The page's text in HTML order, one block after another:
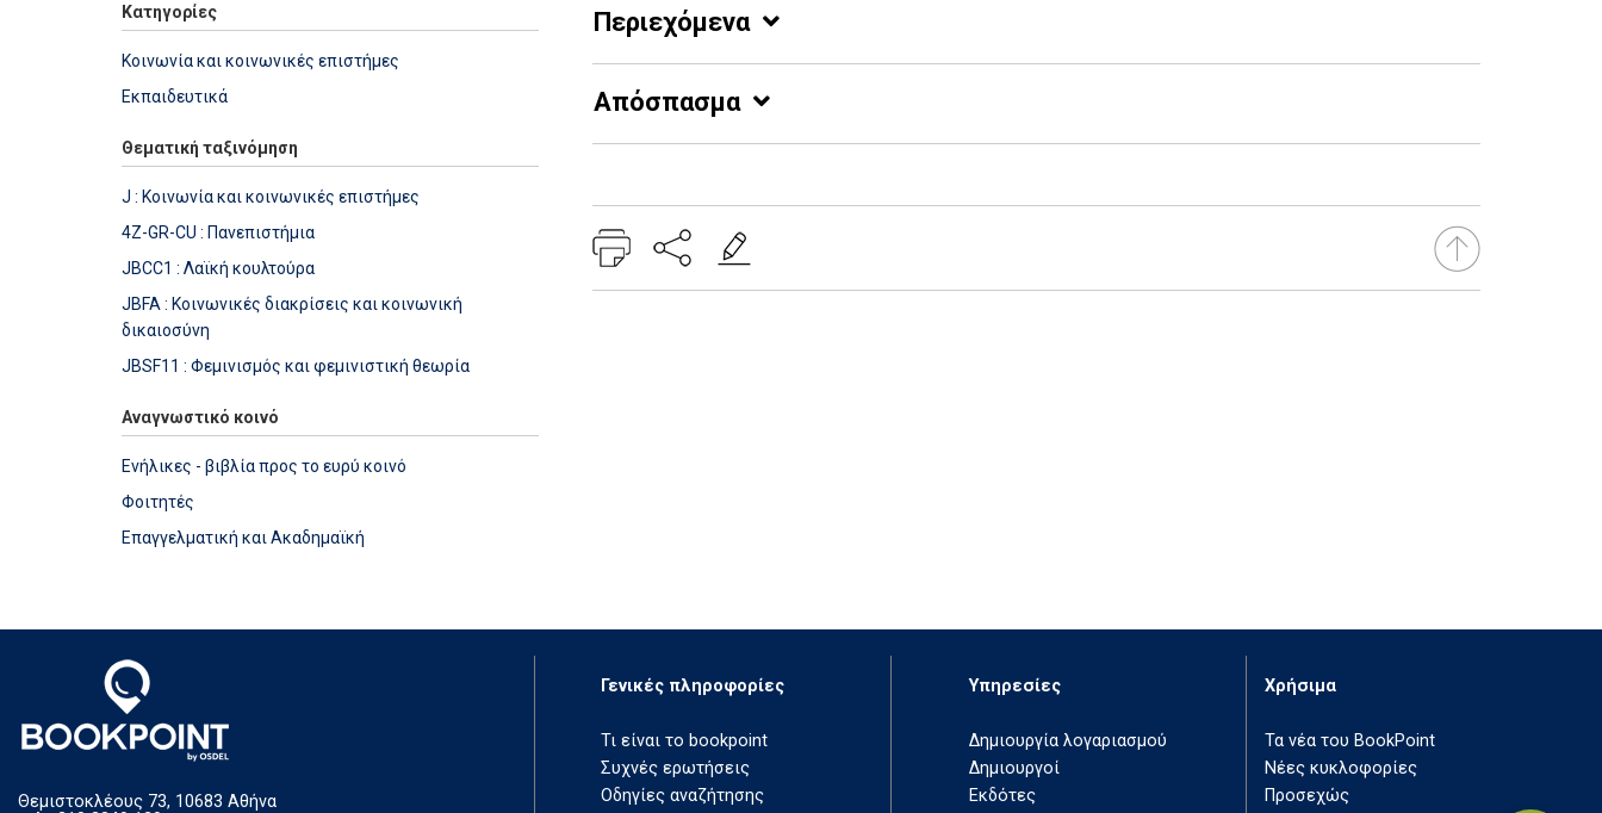
Κατηγορίες
Κοινωνία και κοινωνικές επιστήμες
Εκπαιδευτικά
Θεματική ταξινόμηση
J : Κοινωνία και κοινωνικές επιστήμες
4Z-GR-CU : Πανεπιστήμια
JBCC1 : Λαϊκή κουλτούρα
JBFA : Κοινωνικές διακρίσεις και κοινωνική
δικαιοσύνη
JBSF11 : Φεμινισμός και φεμινιστική θεωρία
Αναγνωστικό κοινό
Ενήλικες - βιβλία προς το ευρύ κοινό
Φοιτητές
Επαγγελματική και Ακαδημαϊκή
Περιεχόμενα
Απόσπασμα
Θεμιστοκλέους 73, 10683 Αθήνα
Γενικές πληροφορίες
Τι είναι το bookpoint
Συχνές ερωτήσεις
Οδηγίες αναζήτησης
Υπηρεσίες
Δημιουργία λογαριασμού
Δημιουργοί
Εκδότες
Χρήσιμα
Τα νέα του BookPoint
Νέες κυκλοφορίες
Προσεχώς